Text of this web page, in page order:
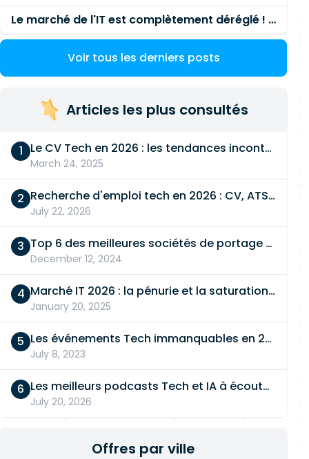
Le marché de l'IT est complètement déréglé ! STOP à cette mascarade ! Il faut s'unir et résister !
Voir tous les derniers posts
Articles les plus consultés
Le CV Tech en 2026 : les tendances incontournables
March 24, 2025
Recherche d'emploi tech en 2026 : CV, ATS, entretien… On vous dit tout
July 22, 2026
Top 6 des meilleures sociétés de portage salarial
December 12, 2024
Marché IT 2026 : la pénurie et la saturation, en même temps
January 20, 2025
Les événements Tech immanquables en 2026
July 8, 2023
Les meilleurs podcasts Tech et IA à écouter en 2026
July 20, 2026
Offres par ville